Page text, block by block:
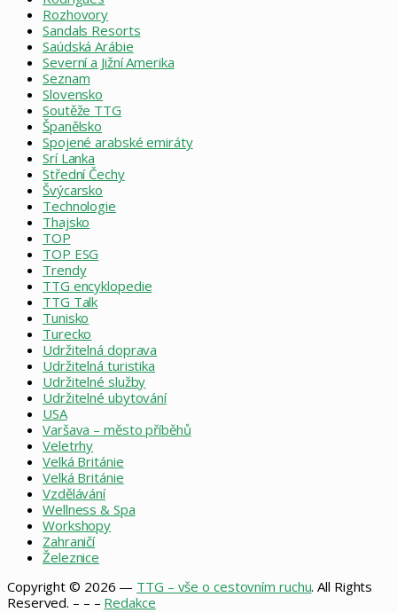
Rozhovory
Sandals Resorts
Saúdská Arábie
Severní a Jižní Amerika
Seznam
Slovensko
Soutěže TTG
Španělsko
Spojené arabské emiráty
Srí Lanka
Střední Čechy
Švýcarsko
Technologie
Thajsko
TOP
TOP ESG
Trendy
TTG encyklopedie
TTG Talk
Tunisko
Turecko
Udržitelná doprava
Udržitelná turistika
Udržitelné služby
Udržitelné ubytování
USA
Varšava – město příběhů
Veletrhy
Velká Británie
Velká Británie
Vzdělávání
Wellness & Spa
Workshopy
Zahraničí
Železnice
Copyright © 2026 — TTG – vše o cestovním ruchu. All Rights
Reserved. – – – Redakce